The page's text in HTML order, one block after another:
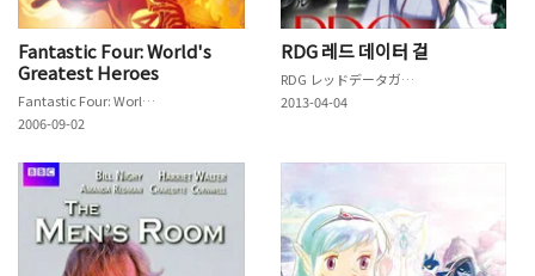
Fantastic Four: World's
Greatest Heroes
Fantastic Four: World's Greatest Heroes
2006-09-02
RDG 레드 데이터 걸
RDG レッドデータガール
2013-04-04